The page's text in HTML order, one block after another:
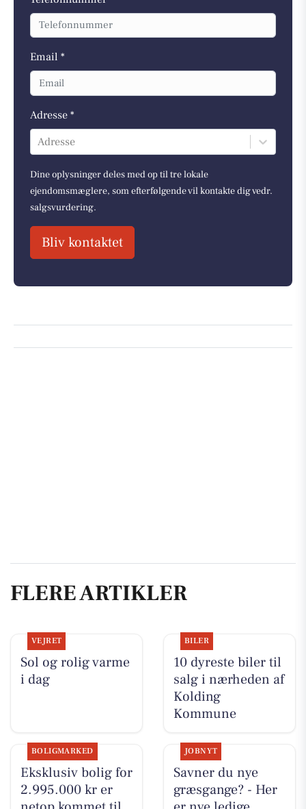
Email *
Adresse *
Adresse
Dine oplysninger deles med op til tre lokale
ejendomsmæglere, som efterfølgende vil kontakte dig vedr.
salgsvurdering.
Bliv kontaktet
FLERE ARTIKLER
VEJRET
Sol og rolig varme
i dag
BILER
10 dyreste biler til
salg i nærheden af
Kolding
Kommune
BOLIGMARKED
Eksklusiv bolig for
2.995.000 kr er
JOBNYT
Savner du nye
græsgange? - Her